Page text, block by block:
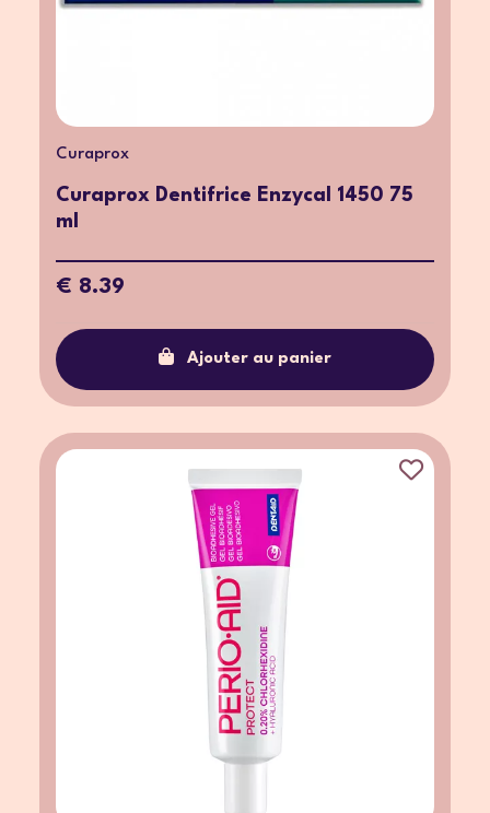
Curaprox
Curaprox Dentifrice Enzycal 1450 75
ml
€ 8.39
Ajouter au panier